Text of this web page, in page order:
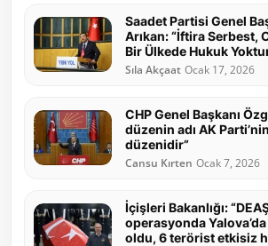
Saadet Partisi Genel
Arıkan: “İftira Serbest,
Bir Ülkede Hukuk
Sıla Akçaat Ocak 17, 2026
CHP Genel Başkanı
düzenin adı AK
düzenidir”
Cansu Kırten Ocak 7, 2026
İçişleri Bakanlığı:
operasyonda
oldu, 6 terörist etkisiz